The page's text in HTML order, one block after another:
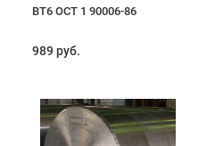
ВТ6 ОСТ 1 90006-86
989 руб.